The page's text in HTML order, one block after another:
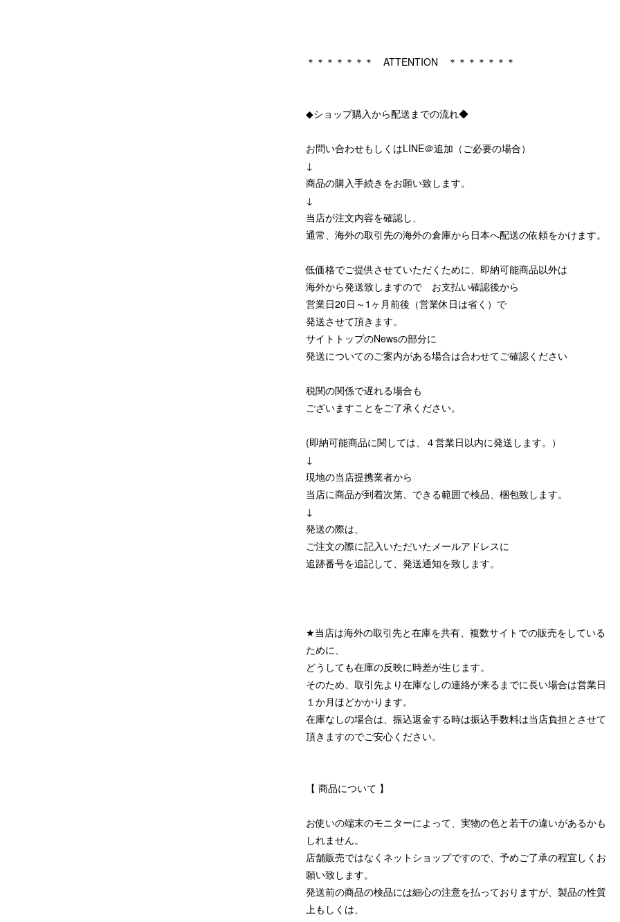
＊＊＊＊＊＊＊ ATTENTION ＊＊＊＊＊＊＊
◆ショップ購入から配送までの流れ◆
お問い合わせもしくはLINE＠追加（ご必要の場合）
↓
商品の購入手続きをお願い致します。
↓
当店が注文内容を確認し、
通常、海外の取引先の海外の倉庫から日本へ配送の依頼をかけます。
低価格でご提供させていただくために、即納可能商品以外は
海外から発送致しますので お支払い確認後から
営業日20日～1ヶ月前後（営業休日は省く）で
発送させて頂きます。
サイトトップのNewsの部分に
発送についてのご案内がある場合は合わせてご確認ください
税関の関係で遅れる場合も
ございますことをご了承ください。
(即納可能商品に関しては、４営業日以内に発送します。）
↓
現地の当店提携業者から
当店に商品が到着次第、できる範囲で検品、梱包致します。
↓
発送の際は、
ご注文の際に記入いただいたメールアドレスに
追跡番号を追記して、発送通知を致します。
★当店は海外の取引先と在庫を共有、複数サイトでの販売をしている
ために、
どうしても在庫の反映に時差が生じます。
そのため、取引先より在庫なしの連絡が来るまでに長い場合は営業日
１か月ほどかかります。
在庫なしの場合は、振込返金する時は振込手数料は当店負担とさせて
頂きますのでご安心ください。
【 商品について 】
お使いの端末のモニターによって、実物の色と若干の違いがあるかも
しれません。
店舗販売ではなくネットショップですので、予めご了承の程宜しくお
願い致します。
発送前の商品の検品には細心の注意を払っておりますが、製品の性質
上もしくは、